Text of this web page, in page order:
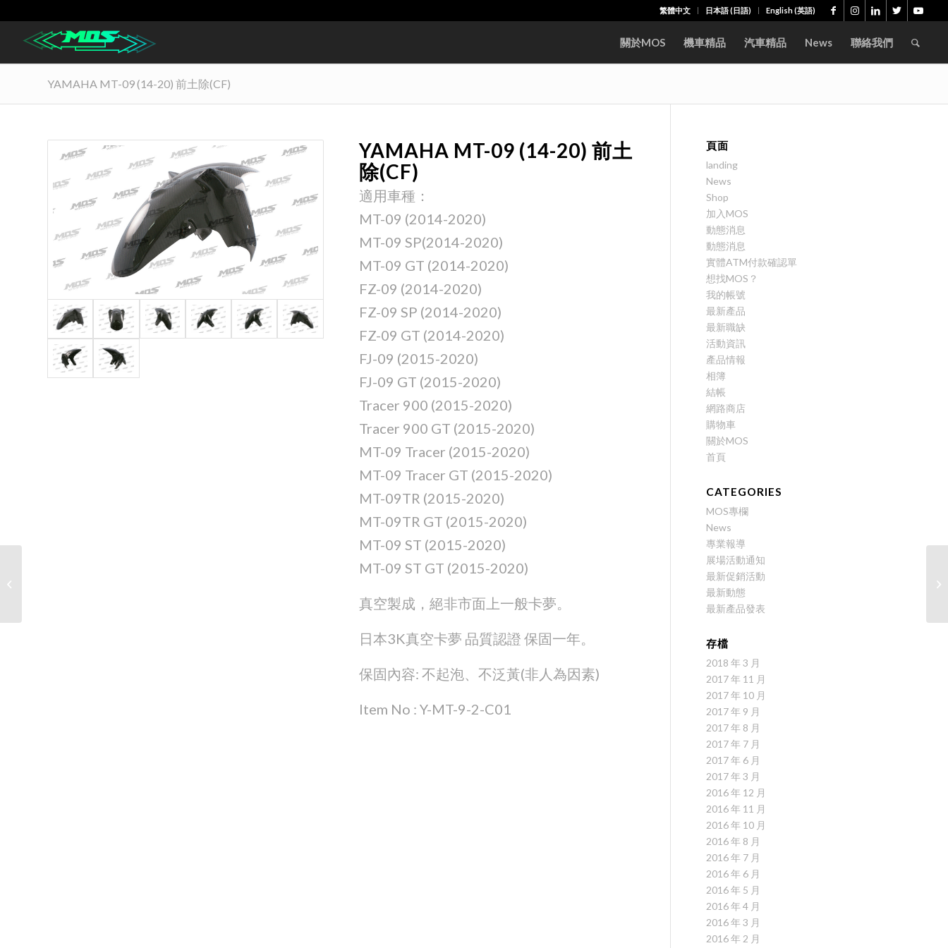
繁體中文 日本語(日語) English(英語)
關於MOS 機車精品 汽車精品 News 聯絡我們
YAMAHA MT-09 (14-20) 前土除(CF)
YAMAHA MT-09 (14-20) 前土
除(CF)
適用車種：
MT-09 (2014-2020)
MT-09 SP(2014-2020)
MT-09 GT (2014-2020)
FZ-09 (2014-2020)
FZ-09 SP (2014-2020)
FZ-09 GT (2014-2020)
FJ-09 (2015-2020)
FJ-09 GT (2015-2020)
Tracer 900 (2015-2020)
Tracer 900 GT (2015-2020)
MT-09 Tracer (2015-2020)
MT-09 Tracer GT (2015-2020)
MT-09TR (2015-2020)
MT-09TR GT (2015-2020)
MT-09 ST (2015-2020)
MT-09 ST GT (2015-2020)
真空製成，絕非市面上一般卡夢。
日本3K真空卡夢 品質認證 保固一年。
保固內容: 不起泡、不泛黃(非人為因素)
Item No : Y-MT-9-2-C01
頁面
landing
News
Shop
加入MOS
動態消息
動態消息
實體ATM付款確認單
想找MOS？
我的帳號
最新產品
最新職缺
活動資訊
產品情報
相簿
結帳
網路商店
購物車
關於MOS
首頁
CATEGORIES
MOS專欄
News
專業報導
展場活動通知
最新促銷活動
最新動態
最新產品發表
存檔
2018 年 3 月
2017 年 11 月
2017 年 10 月
2017 年 9 月
2017 年 8 月
2017 年 7 月
2017 年 6 月
2017 年 3 月
2016 年 12 月
2016 年 11 月
2016 年 10 月
2016 年 8 月
2016 年 7 月
2016 年 6 月
2016 年 5 月
2016 年 4 月
2016 年 3 月
2016 年 2 月